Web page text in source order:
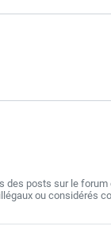
des posts sur le
ou considérés